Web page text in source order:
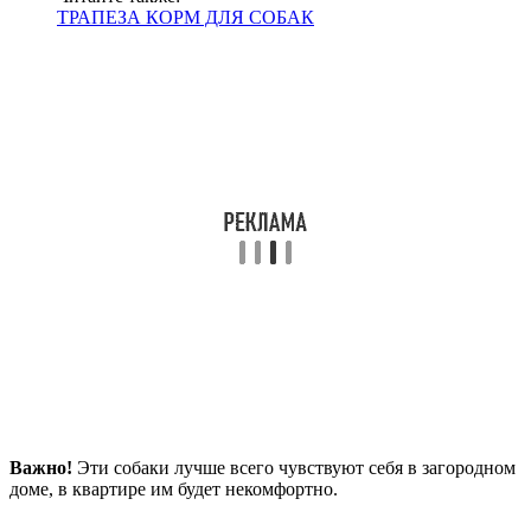
ТРАПЕЗА КОРМ ДЛЯ СОБАК
Важно! Эти собаки лучше всего чувствуют себя в загородном
доме, в квартире им будет некомфортно.